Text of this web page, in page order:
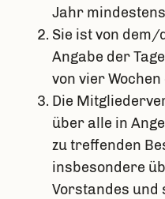
Jahr
Sie ist von
Angabe der
von vier
Die
über alle in
zu treffenden
insbesondere
Vorstandes und